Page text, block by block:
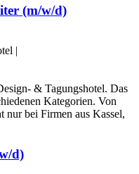
(m/w/d)
|
& Tagungshotel. Das
Kategorien. Von
bei Firmen aus Kassel,
d)